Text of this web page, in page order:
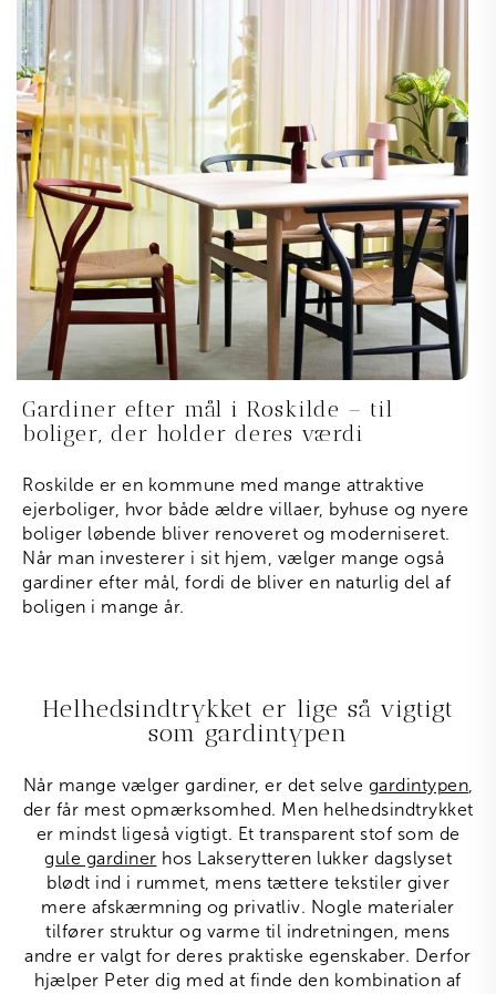
Gardiner efter mål i Roskilde – til
boliger, der holder deres værdi
Roskilde er en kommune med mange attraktive
ejerboliger, hvor både ældre villaer, byhuse og nyere
boliger løbende bliver renoveret og moderniseret.
Når man investerer i sit hjem, vælger mange også
gardiner efter mål, fordi de bliver en naturlig del af
boligen i mange år.
Helhedsindtrykket er lige så vigtigt
som gardintypen
Når mange vælger gardiner, er det selve gardintypen
der får mest opmærksomhed. Men helhedsindtrykket
er mindst ligeså vigtigt. Et transparent stof som de
gule gardiner hos Lakserytteren lukker dagslyset
blødt ind i rummet, mens tættere tekstiler giver
mere afskærmning og privatliv. Nogle materialer
tilfører struktur og varme til indretningen, mens
andre er valgt for deres praktiske egenskaber. Derfor
hjælper Peter dig med at finde den kombination af